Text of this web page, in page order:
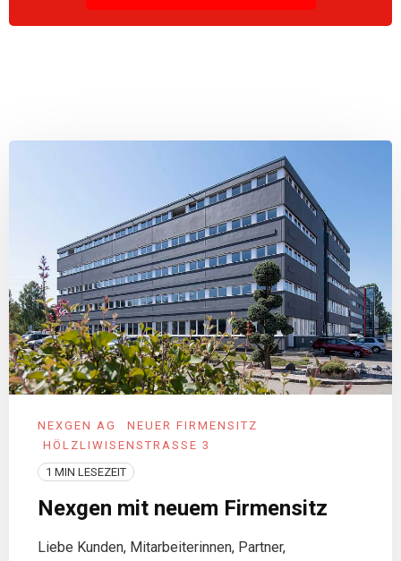
NEXGEN AG
NEUER FIRMENSITZ
HÖLZLIWISENSTRASSE 3
1 MIN LESEZEIT
Nexgen mit neuem Firmensitz
Liebe Kunden, Mitarbeiterinnen, Partner,